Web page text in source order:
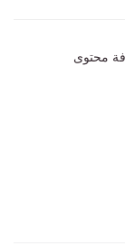
محتوى